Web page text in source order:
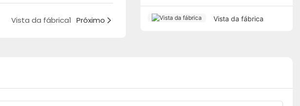
Vista da fábrica1 Próximo Vista da fábrica